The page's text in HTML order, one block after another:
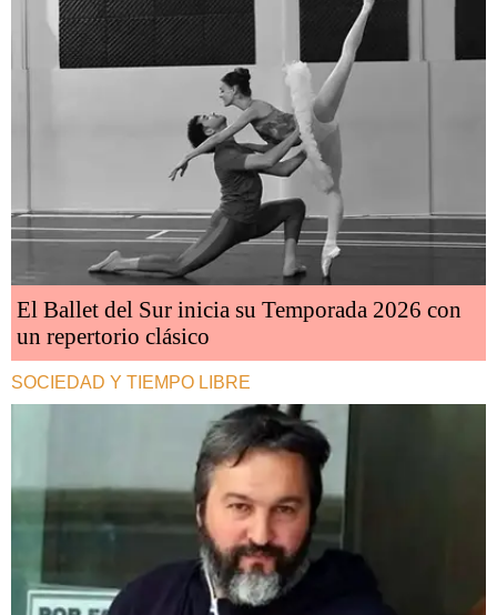
El Ballet del Sur inicia su Temporada 2026 con
un repertorio clásico
SOCIEDAD Y TIEMPO LIBRE